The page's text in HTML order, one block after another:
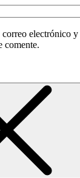
electrónico
comente.